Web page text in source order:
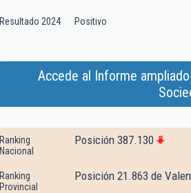
Resultado 2024 Positivo
Accede al Informe
Ranking
Nacional
Posición 387.130
Ranking
Provincial
Posición 21.863 de